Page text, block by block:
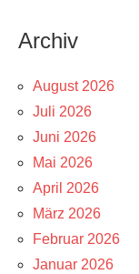
Archiv
August 2026
Juli 2026
Juni 2026
Mai 2026
April 2026
März 2026
Februar 2026
Januar 2026